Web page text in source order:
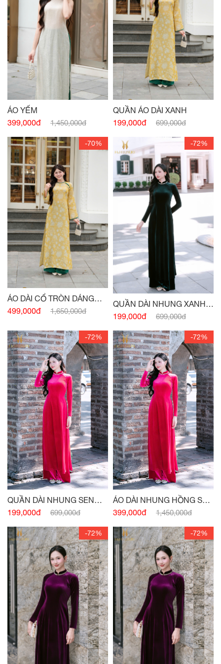
ÁO YẾM
399,000đ
1,450,000đ
QUẦN ÁO DÀI XANH
199,000đ
699,000đ
-70%
ÁO DÀI CỔ TRÒN DÁNG
XUÔNG VỪA PHỐI CỔ -
499,000đ 1,650,000đ
-72%
QUẦN DÀI NHUNG XANH
CỔ VỊT
199,000đ 699,000đ
-72%
QUẦN DÀI NHUNG SEN
ĐẬM
199,000đ 699,000đ
-72%
ÁO DÀI NHUNG HỒNG SEN
ĐẬM
399,000đ 1,450,000đ
-72% -72%